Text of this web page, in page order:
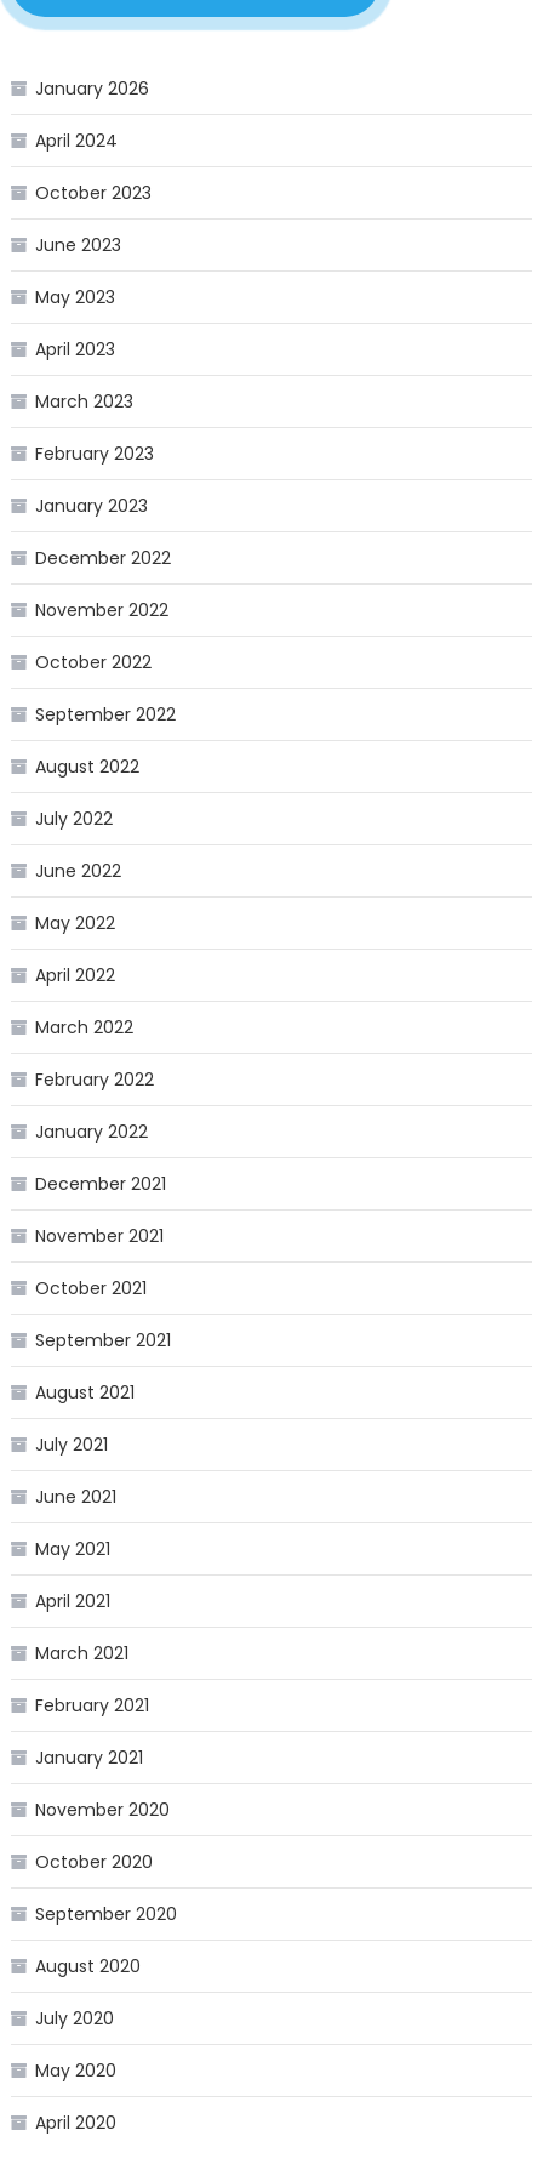
January 2026
April 2024
October 2023
June 2023
May 2023
April 2023
March 2023
February 2023
January 2023
December 2022
November 2022
October 2022
September 2022
August 2022
July 2022
June 2022
May 2022
April 2022
March 2022
February 2022
January 2022
December 2021
November 2021
October 2021
September 2021
August 2021
July 2021
June 2021
May 2021
April 2021
March 2021
February 2021
January 2021
November 2020
October 2020
September 2020
August 2020
July 2020
May 2020
April 2020